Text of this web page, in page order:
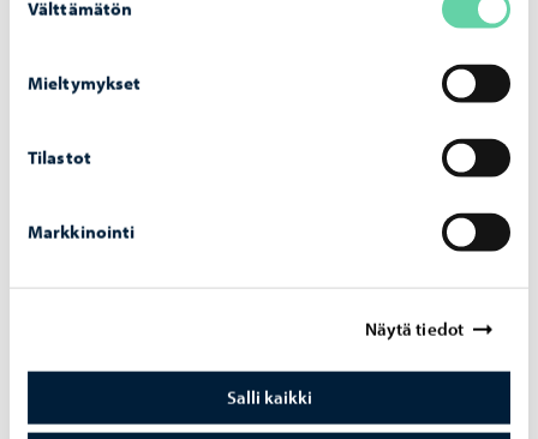
valinta
Välttämätön
Mieltymykset
Tilastot
Markkinointi
Näytä tiedot
Salli kaikki
Oppilaalle